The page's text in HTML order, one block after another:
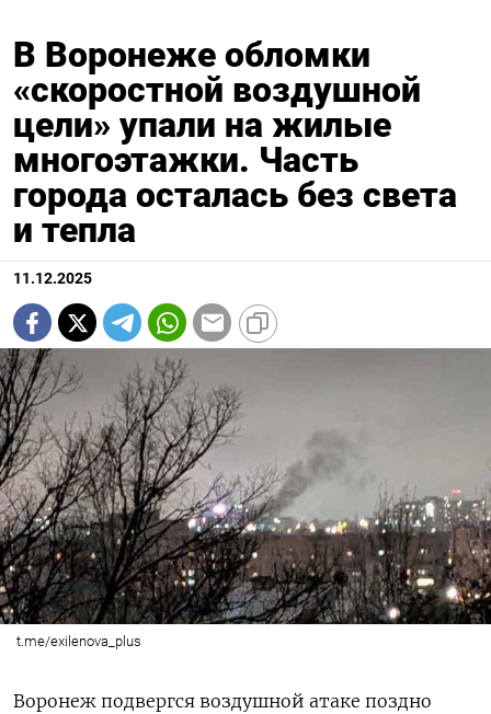
В Воронеже обломки
«скоростной воздушной
цели» упали на жилые
многоэтажки. Часть
города осталась без света
и тепла
11.12.2025
t.me/exilenova_plus
Воронеж подвергся воздушной атаке поздно